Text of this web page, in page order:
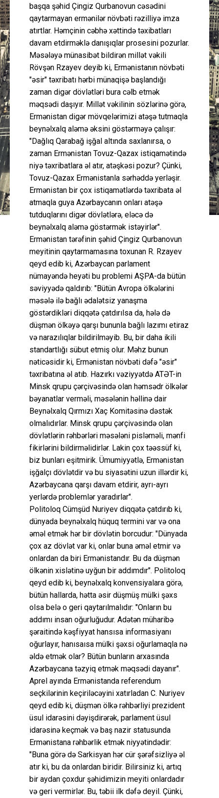
başqa şəhid Çingiz Qurbanovun cəsədini
qaytarmayan ermənilər növbəti rəzilliyə imza
atırtlar. Həmçinin cəbhə xəttində təxibatları
davam etdirməklə danışıqlar prosesini pozurlar.
Məsələyə münasibət bildirən millət vəkili
Rövşən Rzayev deyib ki, Ermənistanın növbəti
"əsir" təxribatı hərbi münaqişə başlandığı
zaman digər dövlətləri bura cəlb etmək
məqsədi daşıyır. Millət vəkilinin sözlərinə görə,
Ermənistan digər mövqelərimizi atəşə tutmaqla
beynəlxalq aləmə əksini göstərməyə çalışır:
"Dağlıq Qarabağ işğal altında saxlanırsa, o
zaman Ermənistan Tovuz-Qazax istiqamətində
niyə təxribatlara əl atır, atəşkəsi pozur? Çünki,
Tovuz-Qazax Ermənistanla sərhəddə yerləşir.
Ermənistan bir çox istiqamətlərdə təxribata əl
atmaqla guya Azərbaycanın onları atəşə
tutduqlarını digər dövlətlərə, eləcə də
beynəlxalq aləmə göstərmək istəyirlər".
Ermənistan tərəfinin şəhid Çingiz Qurbanovun
meyitinin qaytarmamasına toxunan R. Rzayev
qeyd edib ki, Azərbaycan parlament
nümayəndə heyəti bu problemi AŞPA-da bütün
səviyyədə qaldırıb: "Bütün Avropa ölkələrini
məsələ ilə bağlı ədalətsiz yanaşma
göstərdikləri diqqətə çatdırılsa da, hələ də
düşmən ölkəyə qarşı bununla bağlı lazımı etiraz
və narazılıqlar bildirilməyib. Bu, bir daha ikili
standartlığı sübut etmiş olur. Məhz bunun
nəticəsidir ki, Ermənistan növbəti dəfə "əsir"
təxribatına əl atıb. Hazırkı vəziyyətdə ATƏT-in
Minsk qrupu çərçivəsində olan həmsədr ölkələr
bəyanatlar verməli, məsələnin həllinə dair
Beynəlxalq Qırmızı Xaç Komitəsinə dəstək
olmalıdırlar. Minsk qrupu çərçivəsində olan
dövlətlərin rəhbərləri məsələni pisləməli, mənfi
fikirlərini bildirməlidirlər. Lakin çox təəssüf ki,
biz bunları eşitmirik. Ümumiyyətlə, Ermənistan
işğalçı dövlətdir və bu siyasətini uzun illərdir ki,
Azərbaycana qarşı davam etdirir, ayrı-ayrı
yerlərdə problemlər yaradırlar".
Politoloq Cümşüd Nuriyev diqqətə çatdırıb ki,
dünyada beynəlxalq hüquq termini var və ona
əməl etmək hər bir dövlətin borcudur: "Dünyada
çox az dövlət var ki, onlar buna əməl etmir və
onlardan da biri Ermənistandır. Bu da düşmən
ölkənin xislətinə uyğun bir addımdır". Politoloq
qeyd edib ki, beynəlxalq konvensiyalara görə,
bütün hallarda, hətta əsir düşmüş mülki şəxs
olsa belə o geri qaytarılmalıdır: "Onların bu
addımı insan oğurluğudur. Adətən müharibə
şəraitində kəşfiyyat hansısa informasiyanı
oğurlayır, hanısaısa mülki şəxsi oğurlamaqla nə
əldə etmək olar? Bütün bunların arxasında
Azərbaycana təzyiq etmək məqsədi dayanır".
Aprel ayında Ermənistanda referendum
seçkilərinin keçiriləcəyini xatırladan C. Nuriyev
qeyd edib ki, düşmən ölkə rəhbərliyi prezident
üsul idarəsini dəyişdirərək, parlament üsul
idarəsinə keçmək və baş nazir statusunda
Ermənistana rəhbərlik etmək niyyətindədir:
"Buna görə də Sarkisyan hər cür şərəfsizliyə əl
atır ki, bu da onlardan biridir. Bilirsiniz ki, artıq
bir aydan çoxdur şəhidimizin meyiti onlardadır
və geri vermirlər. Bu, təbii ilk dəfə deyil. Çünki,